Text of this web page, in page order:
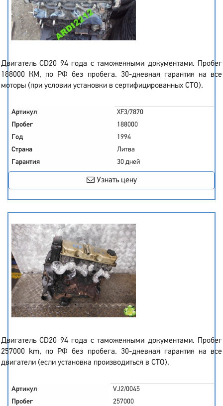
Двигатель CD20 94 года с таможенными документами. Пробег
188000 КМ, по РФ без пробега. 30-дневная гарантия на все
моторы (при условии установки в сертифицированных СТО).
Артикул
XF3/7870
Пробег
188000
Год
1994
Страна
Литва
Гарантия
30 дней
Узнать цену
Двигатель CD20 94 года с таможенными документами. Пробег
257000 km, по РФ без пробега. 30-дневная гарантия на все
двигатели (если установка производиться в СТО).
Артикул
VJ2/0045
Пробег
257000